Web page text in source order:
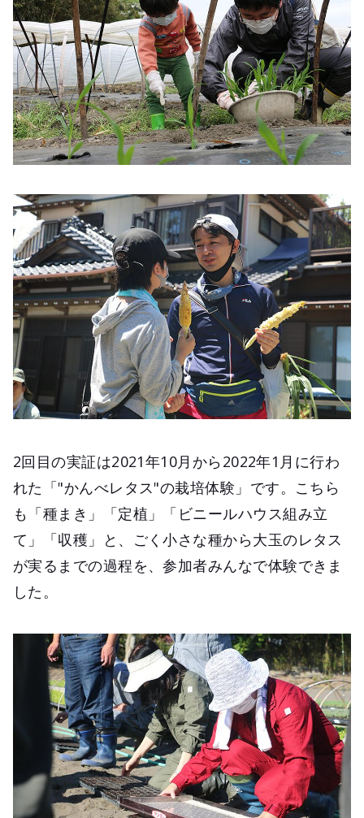
2回目の実証は2021年10月から2022年1月に行わ
れた「"かんべレタス"の栽培体験」です。こちら
も「種まき」「定植」「ビニールハウス組み立
て」「収穫」と、ごく小さな種から大玉のレタス
が実るまでの過程を、参加者みんなで体験できま
した。